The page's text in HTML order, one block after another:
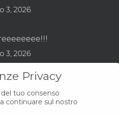
3, 2026
3, 2026
Privacy
tuo consenso
continuare sul nostro